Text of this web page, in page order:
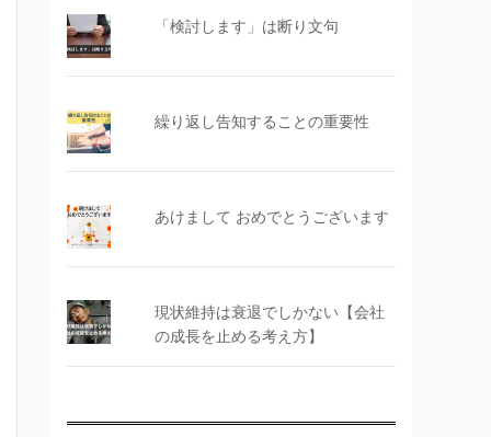
「検討します」は断り文句
繰り返し告知することの重要性
あけまして おめでとうございます
現状維持は衰退でしかない【会社
の成長を止める考え方】